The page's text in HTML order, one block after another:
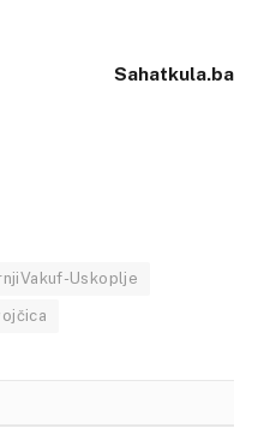
Sahatkula.ba
Uskoplje